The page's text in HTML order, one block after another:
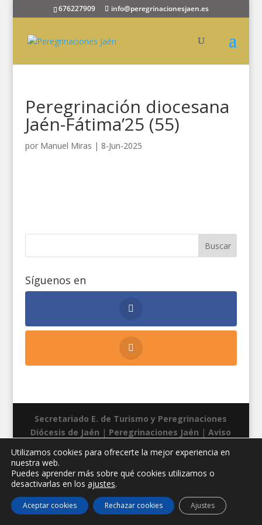
676227909 info@peregrinacionesjaen.es
Peregrinación diocesana
Jaén-Fátima’25 (55)
por Manuel Miras | 8-Jun-2025
Síguenos en
Secretariado E. de Turismo y Peregrinaciones
Diócesis de Jaén | Peregrinaciones Jaén |Aviso
Utilizamos cookies para ofrecerte la mejor experiencia en
nuestra web.
Puedes aprender más sobre qué cookies utilizamos o
desactivarlas en los ajustes.
Aceptar cookies Rechazar cookies Ajustes